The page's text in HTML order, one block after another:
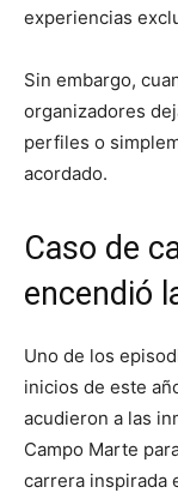
experiencias
Sin embargo,
organizadores
perfiles o
acordado.
Caso de
encendió
Uno de los
inicios de este
acudieron a las
Campo Marte
carrera inspirada